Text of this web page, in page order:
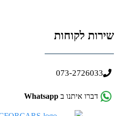
שירות לקוחות
073-2726033
דברו איתנו ב Whatsapp